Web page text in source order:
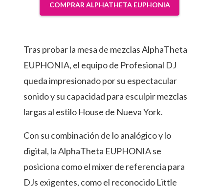
COMPRAR ALPHATHETA EUPHONIA
Tras probar la mesa de mezclas AlphaTheta
EUPHONIA, el equipo de Profesional DJ
queda impresionado por su espectacular
sonido y su capacidad para esculpir mezclas
largas al estilo House de Nueva York.
Con su combinación de lo analógico y lo
digital, la AlphaTheta EUPHONIA se
posiciona como el mixer de referencia para
DJs exigentes, como el reconocido Little